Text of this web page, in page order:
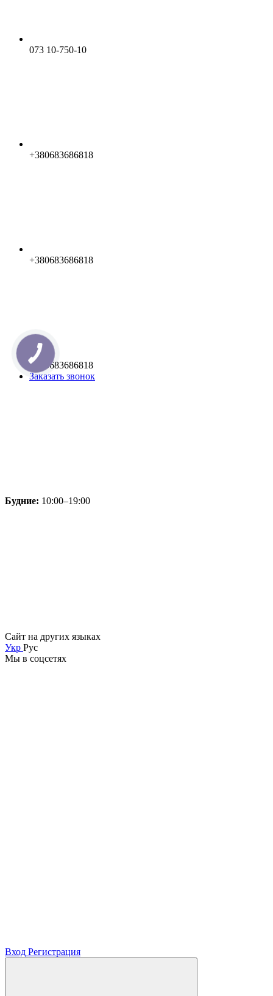
073 10-750-10
+380683686818
+380683686818
+380683686818
Заказать звонок
Будние: 10:00–19:00
Сайт на других языках
Укр Рус
Мы в соцсетях
Вход Регистрация